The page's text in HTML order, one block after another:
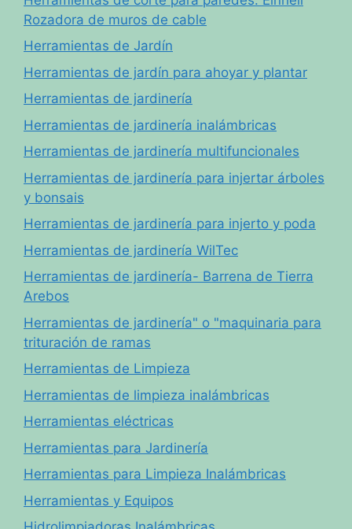
Rozadora de muros de cable
Herramientas de Jardín
Herramientas de jardín para ahoyar y plantar
Herramientas de jardinería
Herramientas de jardinería inalámbricas
Herramientas de jardinería multifuncionales
Herramientas de jardinería para injertar árboles
y bonsais
Herramientas de jardinería para injerto y poda
Herramientas de jardinería WilTec
Herramientas de jardinería- Barrena de Tierra
Arebos
Herramientas de jardinería" o "maquinaria para
trituración de ramas
Herramientas de Limpieza
Herramientas de limpieza inalámbricas
Herramientas eléctricas
Herramientas para Jardinería
Herramientas para Limpieza Inalámbricas
Herramientas y Equipos